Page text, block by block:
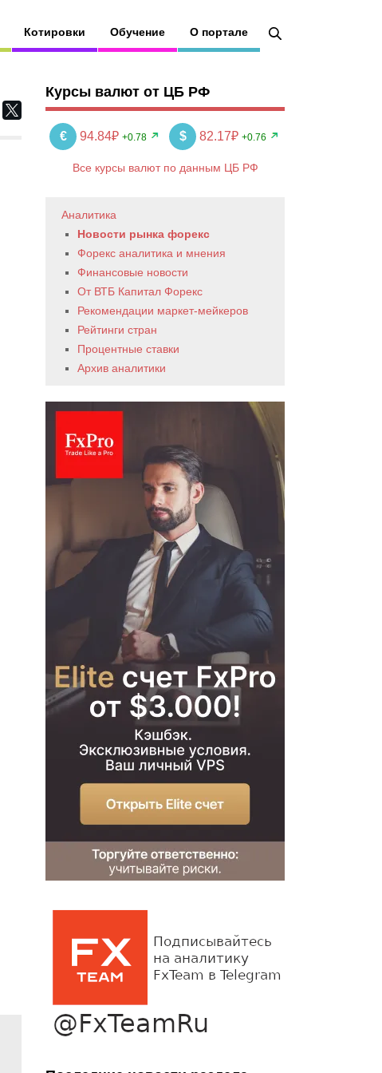
Котировки Обучение О портале
Курсы валют от ЦБ РФ
€ 94.84₽ +0.78 $ 82.17₽ +0.76
Все курсы валют по данным ЦБ РФ
Аналитика
Новости рынка форекс
Форекс аналитика и мнения
Финансовые новости
От ВТБ Капитал Форекс
Рекомендации маркет-мейкеров
Рейтинги стран
Процентные ставки
Архив аналитики